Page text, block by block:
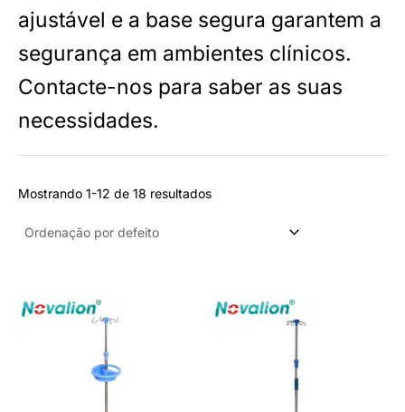
r
o
d
t
o
ajustável e a base segura garantem a
segurança em ambientes clínicos.
Contacte-nos para saber as suas
necessidades.
Mostrando 1-12 de 18 resultados